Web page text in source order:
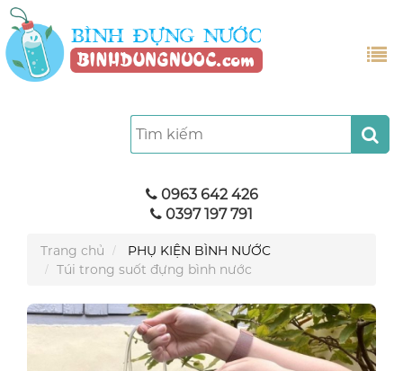
0963 642 426
0397 197 791
Trang chủ
PHỤ KIỆN BÌNH NƯỚC
Túi trong suốt đựng bình nước